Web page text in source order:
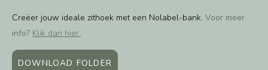
Creëer jouw ideale zithoek met een Nolabel-bank. Voor meer
info? Klik dan hier.
DOWNLOAD FOLDER